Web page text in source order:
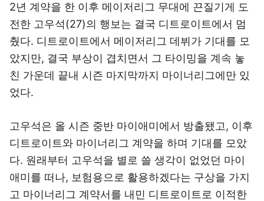
2년 계약을 한 이후 메이저리그 무대에 끈질기게 도
전한 고우석(27)의 행보는 결국 디트로이트에서 멈
췄다. 디트로이트에서 메이저리그 데뷔가 기대를 모
았지만, 결국 부상이 겹치면서 그 타이밍을 계속 놓
친 가운데 끝내 시즌 마지막까지 마이너리그에만 있
었다.
고우석은 올 시즌 중반 마이애미에서 방출됐고, 이후
디트로이트와 마이너리그 계약을 하며 기대를 모았
다. 원래부터 고우석을 별로 쓸 생각이 없었던 마이
애미를 떠나, 보험용으로 활용하겠다는 구상을 가지
고 마이너리그 계약서를 내민 디트로이트로 이적한